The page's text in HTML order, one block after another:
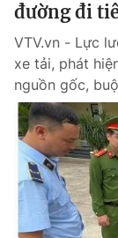
đường đi
VTV.vn - Lực
xe tải, phát
nguồn gốc,